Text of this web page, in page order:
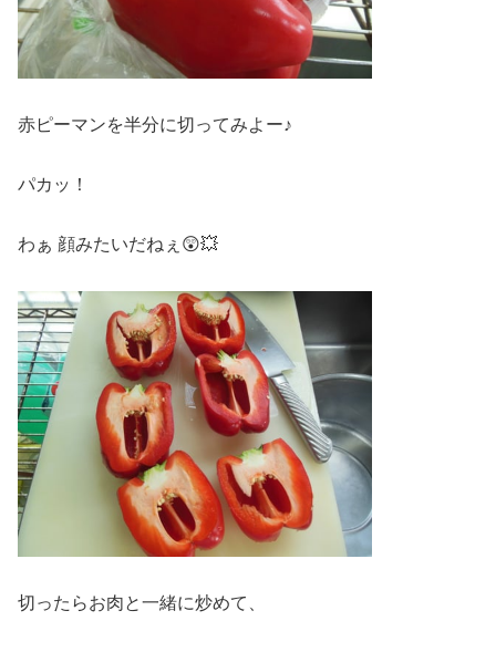
赤ピーマンを半分に切ってみよー♪
パカッ！
わぁ 顔みたいだねぇ😲💥
切ったらお肉と一緒に炒めて、